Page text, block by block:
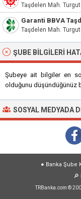
Taşdelen Mah.
Garanti BBVA
ŞUBE BILGILERI
Şubeye ait bilgiler en
olduğunu düşündüğünüz
SOSYAL MEDYADA
● Banka Şube
🔎
TRBanka.com ©